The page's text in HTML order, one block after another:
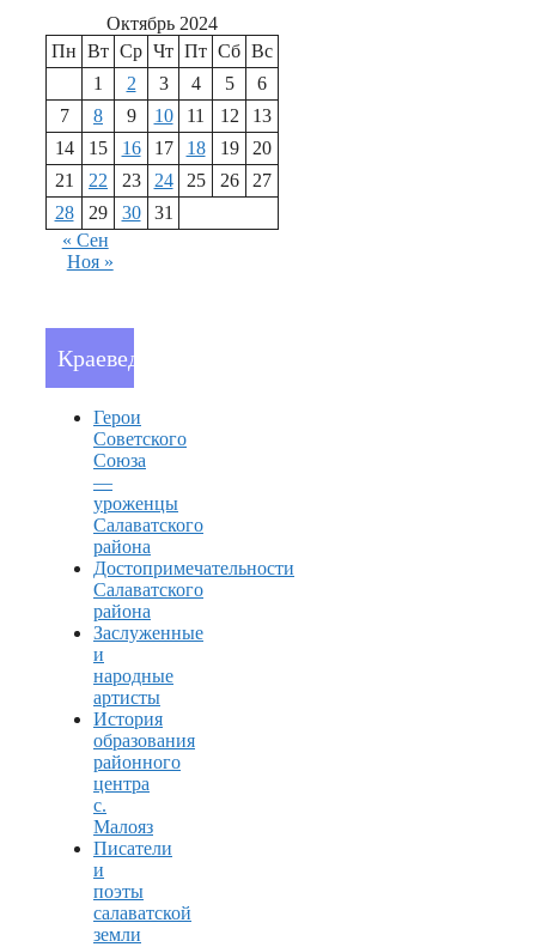
Октябрь 2024
Пн Вт Ср Чт Пт Сб Вс
1
2 3 4 5
6
7
8 9 10 11 12
13
14
15 16 17 18 19
20
21
22 23 24 25 26
27
28
29 30
31
« Сен
Ноя »
Краеведение
Герои
Советского
Союза
—
уроженцы
Салаватского
района
Достопримечательности
Салаватского
района
Заслуженные
и
народные
артисты
История
образования
районного
центра
с.
Малояз
Писатели
и
поэты
салаватской
земли